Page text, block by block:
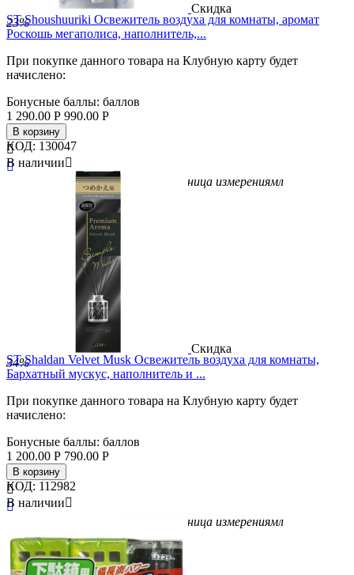
Скидка
23%
ST Shoushuuriki Освежитель воздуха для комнаты, аромат
Роскошь мегаполиса, наполнитель,...
При покупке данного товара на Клубную карту будет
начислено:
Бонусные баллы: баллов
1 290.00 Р 990.00 Р
В корзину


Вес/Объем/Кол-во Единица измерениямл
КОД: 130047
В наличии
Скидка
34%
ST Shaldan Velvet Musk Освежитель воздуха для комнаты,
Бархатный мускус, наполнитель и ...
При покупке данного товара на Клубную карту будет
начислено:
Бонусные баллы: баллов
1 200.00 Р 790.00 Р
В корзину


Единица измерениямл
КОД: 112982
В наличии